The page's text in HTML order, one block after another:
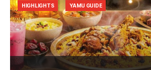
HIGHLIGHTS YAMU GUIDE